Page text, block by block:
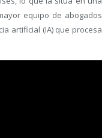
equipo de abogados
artificial (IA) que procesa